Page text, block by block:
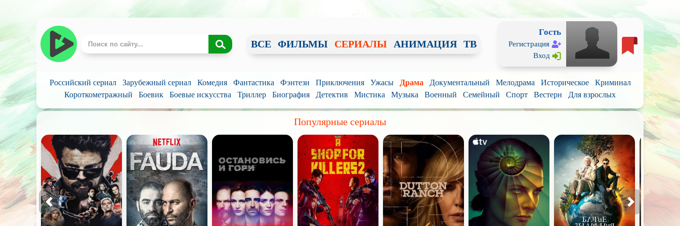
ВСЕ ФИЛЬМЫ СЕРИАЛЫ АНИМАЦИЯ ТВ
Гость
Регистрация
Вход
Российский сериал Зарубежный сериал Комедия Фантастика Фэнтези Приключения Ужасы Драма Документальный Мелодрама Историческое
Криминал
Короткометражный
Боевик Боевые искусства Триллер Биография Детектив Мистика Музыка Военный Семейный Спорт Вестерн Для взрослых
Популярные сериалы